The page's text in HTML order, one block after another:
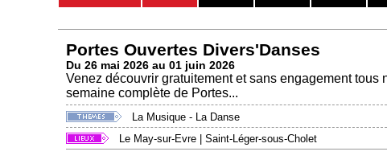
Portes Ouvertes Divers'Danses
Du 26 mai 2026 au 01 juin 2026
Venez découvrir gratuitement et sans engagement
semaine complète de Portes...
La Musique - La Danse
Le May-sur-Evre
Saint-Léger-sous-Cholet